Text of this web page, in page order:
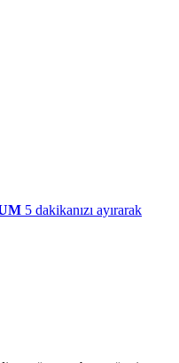
5 dakikanızı ayırarak